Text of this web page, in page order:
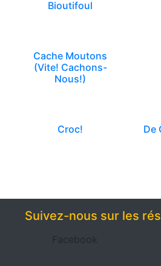
Bioutifoul
Cache Moutons
(Vite! Cachons-
Nous!)
Croc! De
Suivez-nous sur les
Facebook